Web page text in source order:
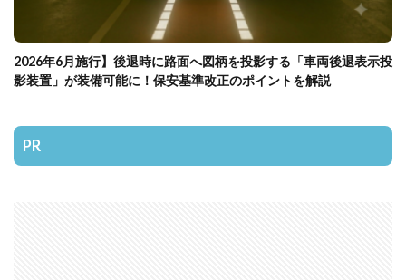
2026年6月施行】後退時に路面へ図柄を投影する「車両後退表示投
影装置」が装備可能に！保安基準改正のポイントを解説
PR